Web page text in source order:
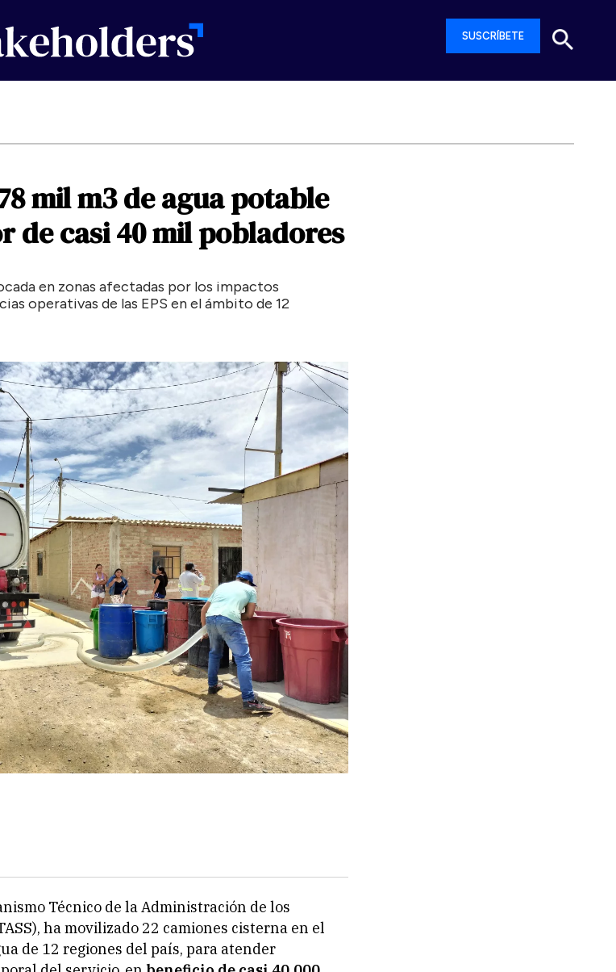
SUSCRÍBETE
milm3deaguapotable
decasi40milpobladores
en zonas afectadas por los impactos
operativas de las EPS en el ámbito de 12
Técnico de la Administración de los
ha movilizado 22 camiones cisterna en el
de 12 regiones del país, para atender